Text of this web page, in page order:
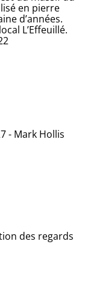
en pierre
d’années.
L’Effeuillé.
- Mark Hollis
des regards